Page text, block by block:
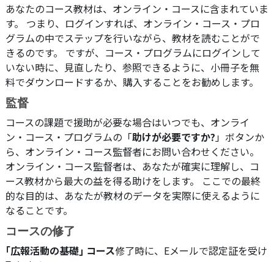
あなたのコース教材は、オンライン・コースに含まれていま
す。 つまり、ログインすれば、オンライン・コース・プロ
グラムの中でステップを行いながら、教材を読むことがで
きるのです。 ですが、コース・プログラムにログインして
いない時に、見直したり、参照できるように、小冊子を無
料でダウンロードするか、購入することをお勧めします。
監督
コースの課題で援助が必要な場合はいつでも、オンライ
ン・コース・プログラムの「助けが必要ですか? 」ボタンか
ら、オンライン・コース監督者にお問い合わせください。
オンライン・コース監督者は、あなたが確実に理解し、コ
ース教材から最大の益を得る助けをします。 ここでの最終
的な目的は、あなたが教材のデータを実際に使えるように
なることです。
コースの修了
｢広報活動の基礎｣ コース修了時に、 Eメールで認定証を受け